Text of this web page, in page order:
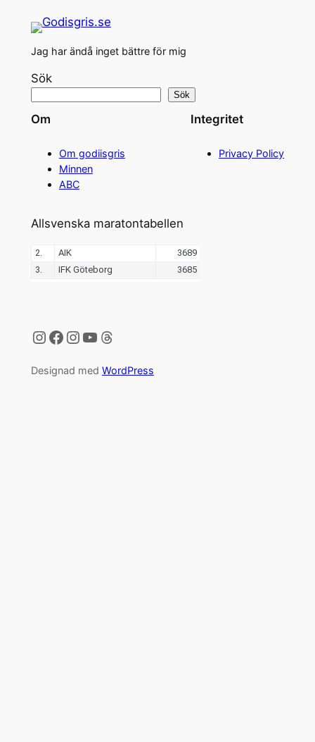
Jag har ändå inget bättre för mig
Sök
Sök
Om
Om godiisgris
Minnen
ABC
Integritet
Privacy Policy
Allsvenska maratontabellen
Instagram
Facebook
Instagram
YouTube
Threads
Designad med WordPress